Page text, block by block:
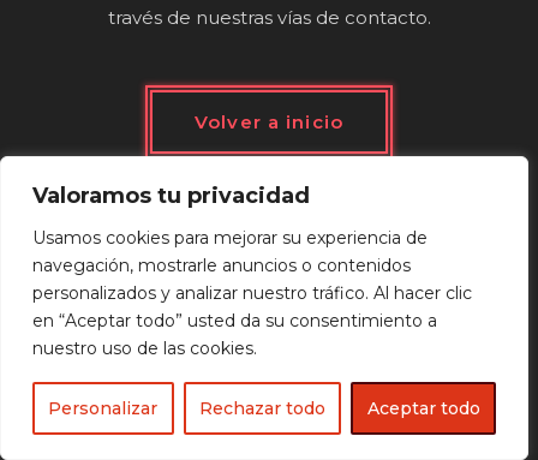
Valoramos tu privacidad
Usamos cookies para mejorar su experiencia de
navegación, mostrarle anuncios o contenidos
personalizados y analizar nuestro tráfico. Al hacer clic
en “Aceptar todo” usted da su consentimiento a
nuestro uso de las cookies.
Personalizar Rechazar todo Aceptar todo
través de nuestras vías de contacto.
Volver a inicio